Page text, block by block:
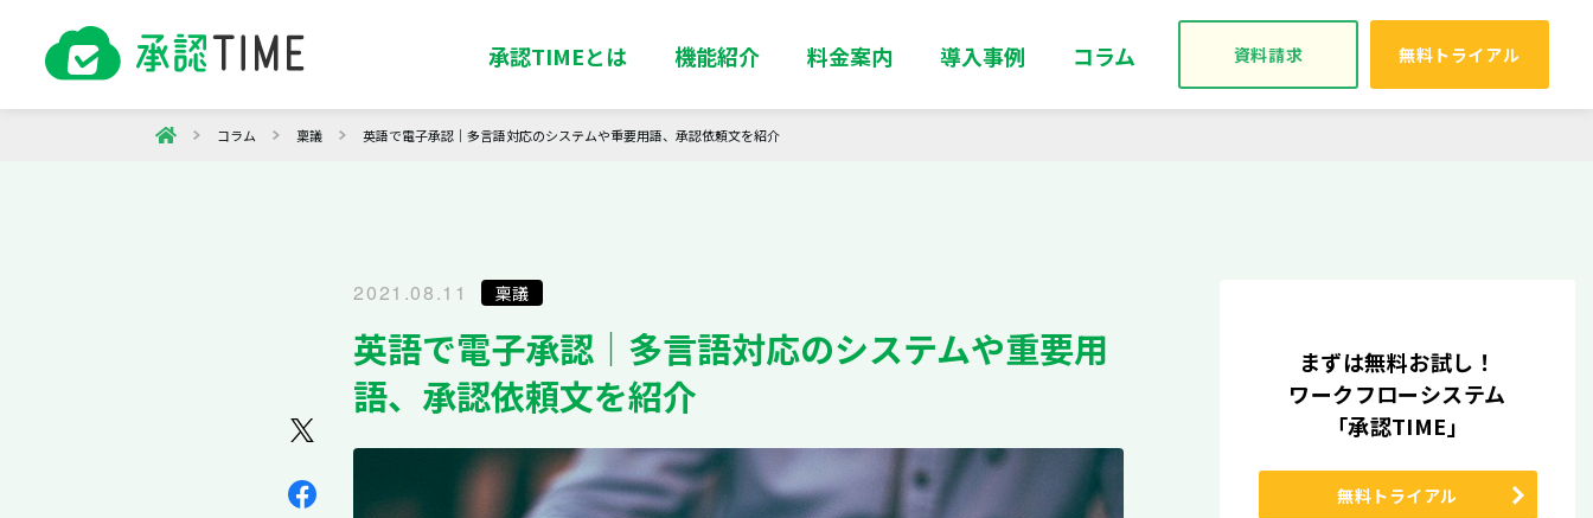
承認TIMEとは 機能紹介 料金案内 導入事例 コラム 資料請求 無料トライアル
ワークフローシステム「承認TIME」
コラム 稟議 英語で電子承認｜多言語対応のシステムや重要用語、承認依頼文を紹介
2021.08.11 稟議
英語で電子承認｜多言語対応のシステムや重要用
語、承認依頼文を紹介
まずは無料お試し！
ワークフローシステム
「承認TIME」
無料トライアル